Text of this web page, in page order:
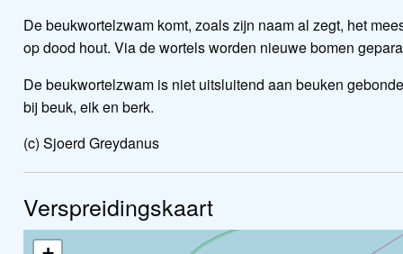
De beukwortelzwam komt, zoals zijn naam al zegt, het
op dood hout. Via de wortels worden nieuwe bomen
De beukwortelzwam is niet uitsluitend aan beuken
bij beuk, eik en berk.
(c) Sjoerd Greydanus
Verspreidingskaart